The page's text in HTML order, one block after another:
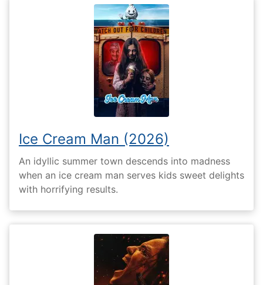
Ice Cream Man (2026)
An idyllic summer town descends into madness
when an ice cream man serves kids sweet delights
with horrifying results.